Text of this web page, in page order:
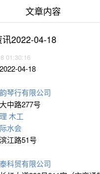
文章内容
2022-04-18
01:30:16
04-18
琴行有限公司
中路277号
木工
水会
江路51号
科贸有限公司